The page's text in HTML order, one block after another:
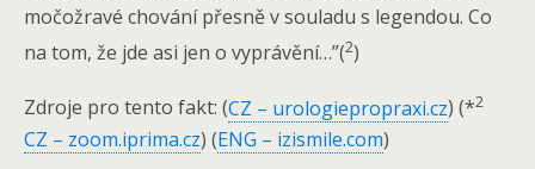
močožravé chování přesně v souladu s legendou. Co
na tom, že jde asi jen o vyprávění…”(2)
Zdroje pro tento fakt: (CZ – urologiepropraxi.cz) (*2
CZ – zoom.iprima.cz) (ENG – izismile.com)